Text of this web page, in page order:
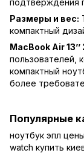
подтверждения
Размеры и вес:
компактный
MacBook Air
пользователей,
компактный
более
Популярные
ноутбук эпл цены
watch купить